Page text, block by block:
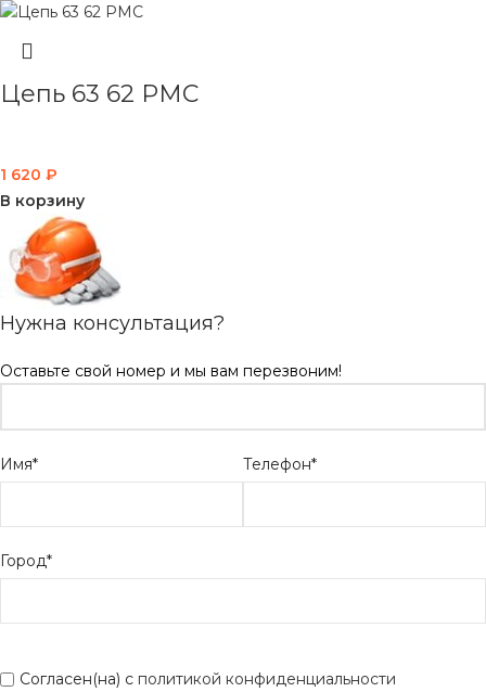
Цепь 63 62 PMC
1 620 ₽
В корзину
Нужна консультация?
Оставьте свой номер и мы вам перезвоним!
Имя* Телефон*
Город*
Согласен(на) с политикой конфиденциальности